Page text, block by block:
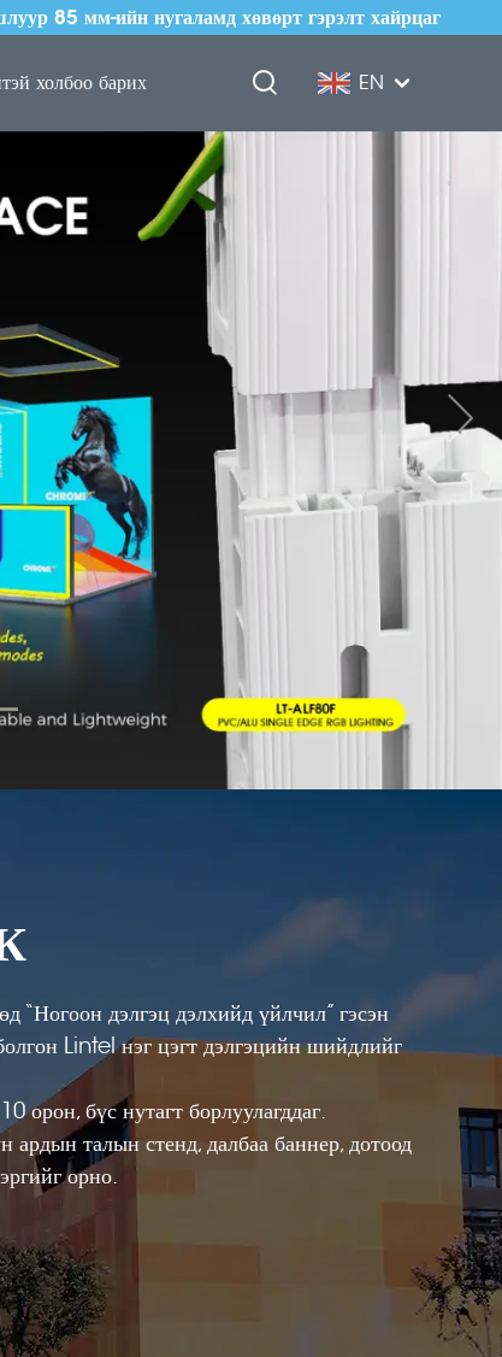
85 мм-ийн нугаламд хөвөрт гэрэлт хайрцаг
холбоо барих EN
дэлгэц дэлхийд үйлчил” гэсэн
Lintel нэг цэгт дэлгэцийн шийдлийг
орон, бүс нутагт борлуулагддаг.
ардын талын стенд, далбаа баннер, дотоод
орно.